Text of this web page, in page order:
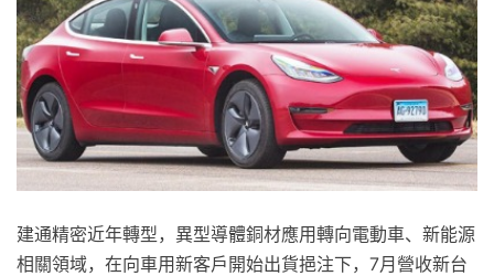
建通精密近年轉型，異型導體銅材應用轉向電動車、新能源
相關領域，在向車用新客戶開始出貨挹注下，7月營收新台